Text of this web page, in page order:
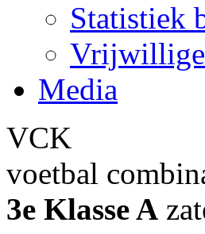
Statistiek
Media
VCK
voetbal
3e Klasse A